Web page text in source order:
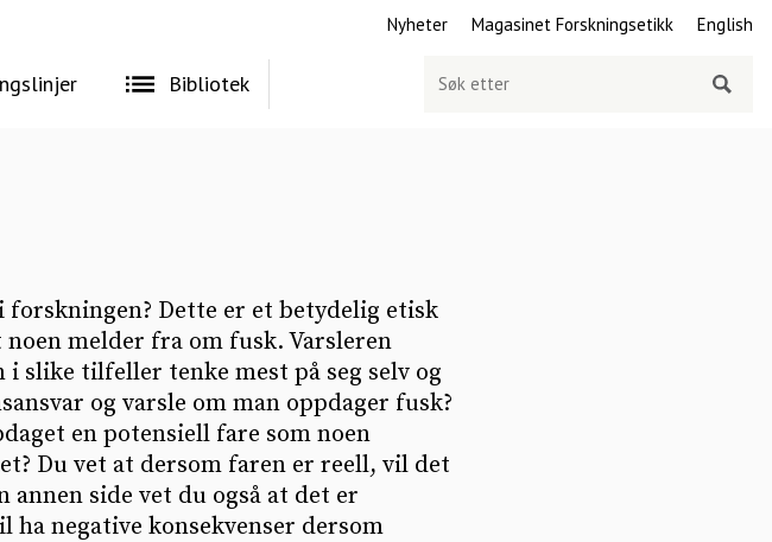
Nyheter Magasinet Forskningsetikk English
Bibliotek
Søk
Dette er et betydelig etisk
melder fra om fusk. Varsleren
i slike tilfeller tenke mest på seg selv og
og varsle om man oppdager fusk?
en potensiell fare som noen
Du vet at dersom faren er reell, vil det
side vet du også at det er
negative konsekvenser dersom